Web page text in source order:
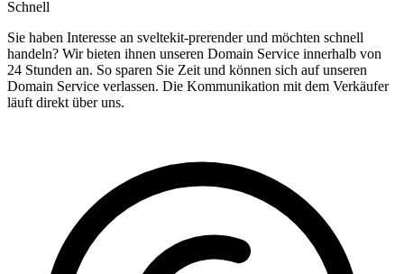
Schnell
Sie haben Interesse an sveltekit-prerender und möchten schnell
handeln? Wir bieten ihnen unseren Domain Service innerhalb von
24 Stunden an. So sparen Sie Zeit und können sich auf unseren
Domain Service verlassen. Die Kommunikation mit dem Verkäufer
läuft direkt über uns.